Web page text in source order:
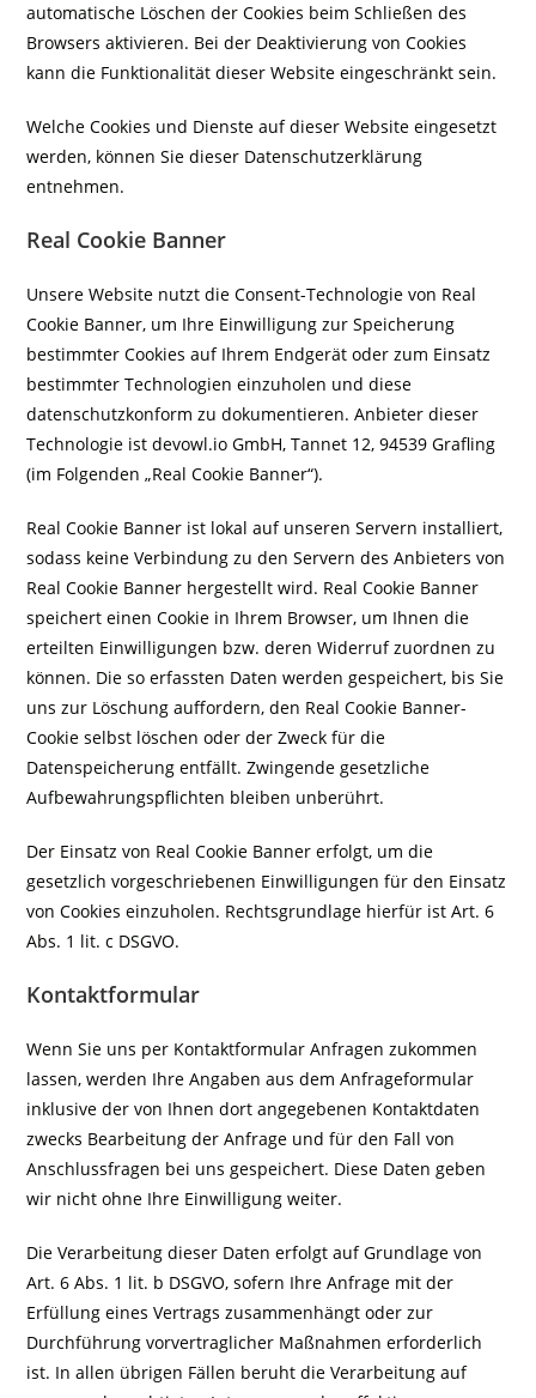
automatische Löschen der Cookies beim Schließen des
Browsers aktivieren. Bei der Deaktivierung von Cookies
kann die Funktionalität dieser Website eingeschränkt sein.
Welche Cookies und Dienste auf dieser Website eingesetzt
werden, können Sie dieser Datenschutzerklärung
entnehmen.
Real Cookie Banner
Unsere Website nutzt die Consent-Technologie von Real
Cookie Banner, um Ihre Einwilligung zur Speicherung
bestimmter Cookies auf Ihrem Endgerät oder zum Einsatz
bestimmter Technologien einzuholen und diese
datenschutzkonform zu dokumentieren. Anbieter dieser
Technologie ist devowl.io GmbH, Tannet 12, 94539 Grafling
(im Folgenden „Real Cookie Banner“).
Real Cookie Banner ist lokal auf unseren Servern installiert,
sodass keine Verbindung zu den Servern des Anbieters von
Real Cookie Banner hergestellt wird. Real Cookie Banner
speichert einen Cookie in Ihrem Browser, um Ihnen die
erteilten Einwilligungen bzw. deren Widerruf zuordnen zu
können. Die so erfassten Daten werden gespeichert, bis Sie
uns zur Löschung auffordern, den Real Cookie Banner-
Cookie selbst löschen oder der Zweck für die
Datenspeicherung entfällt. Zwingende gesetzliche
Aufbewahrungspflichten bleiben unberührt.
Der Einsatz von Real Cookie Banner erfolgt, um die
gesetzlich vorgeschriebenen Einwilligungen für den Einsatz
von Cookies einzuholen. Rechtsgrundlage hierfür ist Art. 6
Abs. 1 lit. c DSGVO.
Kontaktformular
Wenn Sie uns per Kontaktformular Anfragen zukommen
lassen, werden Ihre Angaben aus dem Anfrageformular
inklusive der von Ihnen dort angegebenen Kontaktdaten
zwecks Bearbeitung der Anfrage und für den Fall von
Anschlussfragen bei uns gespeichert. Diese Daten geben
wir nicht ohne Ihre Einwilligung weiter.
Die Verarbeitung dieser Daten erfolgt auf Grundlage von
Art. 6 Abs. 1 lit. b DSGVO, sofern Ihre Anfrage mit der
Erfüllung eines Vertrags zusammenhängt oder zur
Durchführung vorvertraglicher Maßnahmen erforderlich
ist. In allen übrigen Fällen beruht die Verarbeitung auf